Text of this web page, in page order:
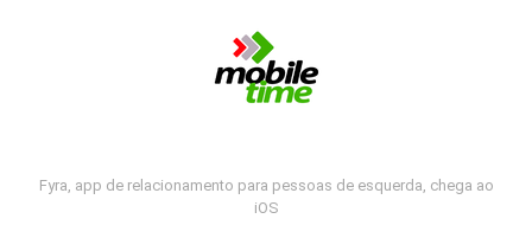
Fyra, app de relacionamento para pessoas de esquerda, chega ao
iOS